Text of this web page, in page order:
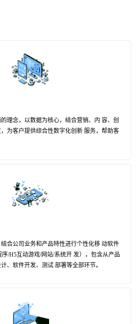
理念，以数据为核心，结合营销、内 容、创
为客户提供综合性数字化创新 服务，帮助客
合公司业务和产品特性进行个性化移 动软件
/H5互动游戏/网站/系统开 发），包含从产品
、软件开发、测试 部署等全部环节。